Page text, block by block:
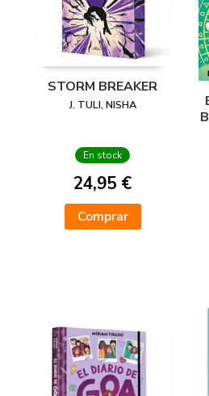
STORM BREAKER
J. TULI, NISHA
En stock
24,95 €
Comprar